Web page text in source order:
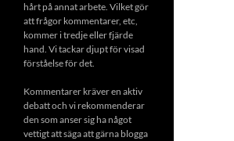
hårt på annat arbete. Vilket gör
att frågor kommentarer, etc,
kommer i tredje eller fjärde
hand. Vi tackar djupt för visad
förståelse för det.
Kommentarer kräver en aktiv
debatt och vi rekommenderar
den som anser sig ha något
vettigt att säga att gärna blogga